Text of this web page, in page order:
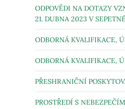
ODPOVĚDI NA DOTAZY
21. DUBNA 2023 V
ODBORNÁ KVALIFIKACE,
ODBORNÁ KVALIFIKACE,
PŘESHRANIČNÍ
PROSTŘEDÍ S